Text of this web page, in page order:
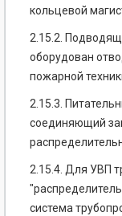
кольцевой
2.15.2.
оборудован
пожарной
2.15.3.
соединяющий
2.15.4. Для УВП
система